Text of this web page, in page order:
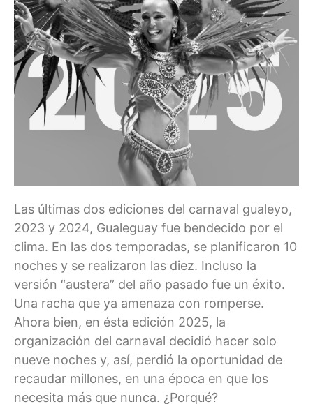
Las últimas dos ediciones del carnaval gualeyo,
2023 y 2024, Gualeguay fue bendecido por el
clima. En las dos temporadas, se planificaron 10
noches y se realizaron las diez. Incluso la
versión “austera” del año pasado fue un éxito.
Una racha que ya amenaza con romperse.
Ahora bien, en ésta edición 2025, la
organización del carnaval decidió hacer solo
nueve noches y, así, perdió la oportunidad de
recaudar millones, en una época en que los
necesita más que nunca. ¿Porqué?